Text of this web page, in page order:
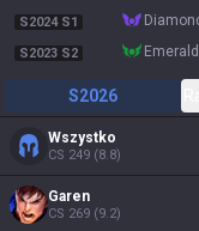
S2024 S1
S2023 S2 emerald
S2026
Wszystko
CS 249 (8.8)
Garen
CS 269 (9.2)